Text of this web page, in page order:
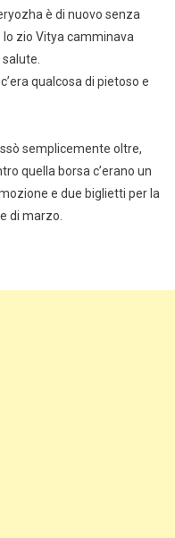
è di nuovo senza
lo zio Vitya camminava
qualcosa di pietoso e
semplicemente oltre,
quella borsa c’erano un
e due biglietti per la
di marzo.